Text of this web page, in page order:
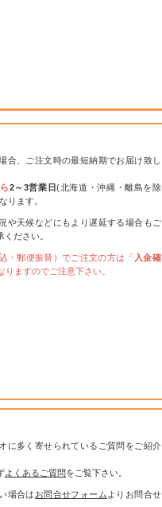
合、ご注文時の最短納期でお届け致し
2～3営業日(北海道・沖縄・離島を除
ります。
や天候などにもより遅延する場合もご
ださい。
・郵便振替）でご注文の方は「 入金確
りますのでご注意下さい。
に多く寄せられているご質問をご紹介
よくあるご質問をご覧下さい。
場合は お問合せフォーム よりお問合せ